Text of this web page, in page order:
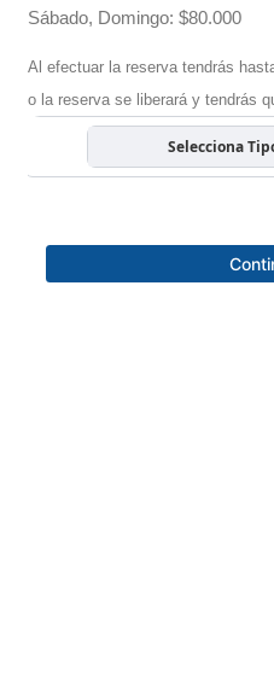
Sábado, Domingo: $80.000
Al efectuar la reserva tendrás
o la reserva se liberará y tendrás